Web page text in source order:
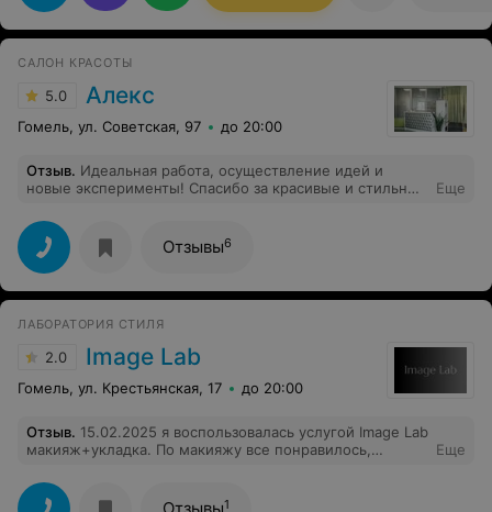
САЛОН КРАСОТЫ
5.0 Алекс
Гомель, ул. Советская, 97 до 20:00
Отзыв. Идеальная работа, осуществление идей и
новые эксперименты! Спасибо за красивые и стильные
Еще
Отзывы6
ЛАБОРАТОРИЯ СТИЛЯ
2.0 Image Lab
Гомель, ул. Крестьянская, 17 до 20:00
Отзыв. 15.02.2025 я воспользовалась услугой Image Lab
макияж+укладка. По макияжу все понравилось,
косметика высокого качества. Укладка подразумевала:
легкой волны локон без сильной фиксации и ярко
Еще
1